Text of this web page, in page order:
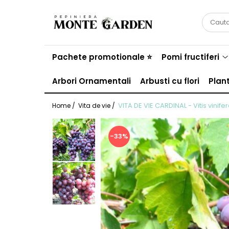
Pomi fructiferi
Vita de vie
Trandafiri
Bulbi de Crini
Pachete promotionale ⭐ Pomi fructiferi
Arbori Ornamentali Arbusti cu flori
Home / Vita de vie / VITA DE VIE CARDINAL - Vitis
-33%